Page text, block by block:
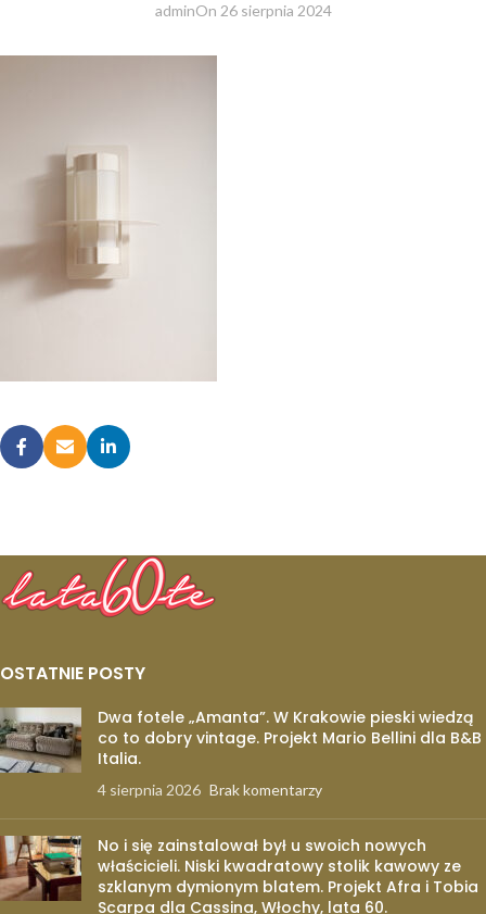
adminOn 26 sierpnia 2024
OSTATNIE POSTY
Dwa fotele „Amanta”. W Krakowie pieski wiedzą
co to dobry vintage. Projekt Mario Bellini dla B&B
Italia.
4 sierpnia 2026 Brak komentarzy
No i się zainstalował był u swoich nowych
właścicieli. Niski kwadratowy stolik kawowy ze
szklanym dymionym blatem. Projekt Afra i Tobia
Scarpa dla Cassina, Włochy, lata 60.